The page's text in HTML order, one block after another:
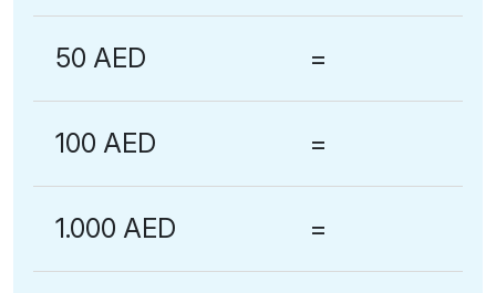
50 AED =
100 AED =
1.000 AED =